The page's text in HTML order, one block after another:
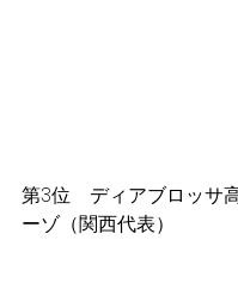
第3位　ディアブロッサ
ーゾ（関西代表）